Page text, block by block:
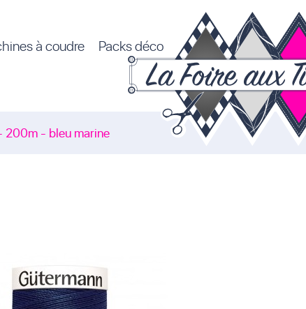
à coudre Packs déco
200m - bleu marine